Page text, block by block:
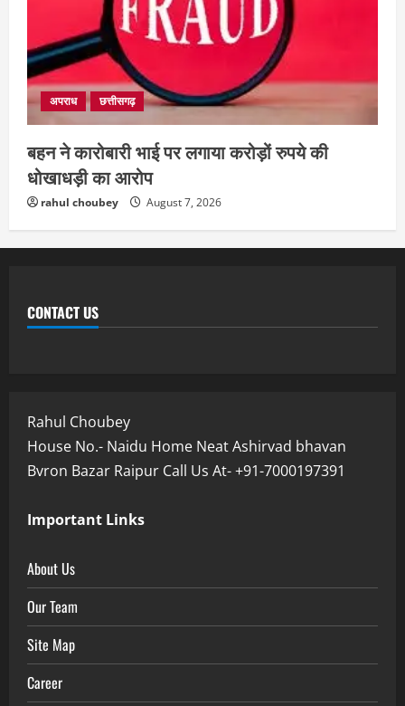
अपराध छत्तीसगढ़
बहन ने कारोबारी भाई पर लगाया करोड़ों रुपये की
धोखाधड़ी का आरोप
rahul choubey August 7, 2026
CONTACT US
Rahul Choubey
House No.- Naidu Home Neat Ashirvad bhavan
Bvron Bazar Raipur Call Us At- +91-7000197391
Important Links
About Us
Our Team
Site Map
Career